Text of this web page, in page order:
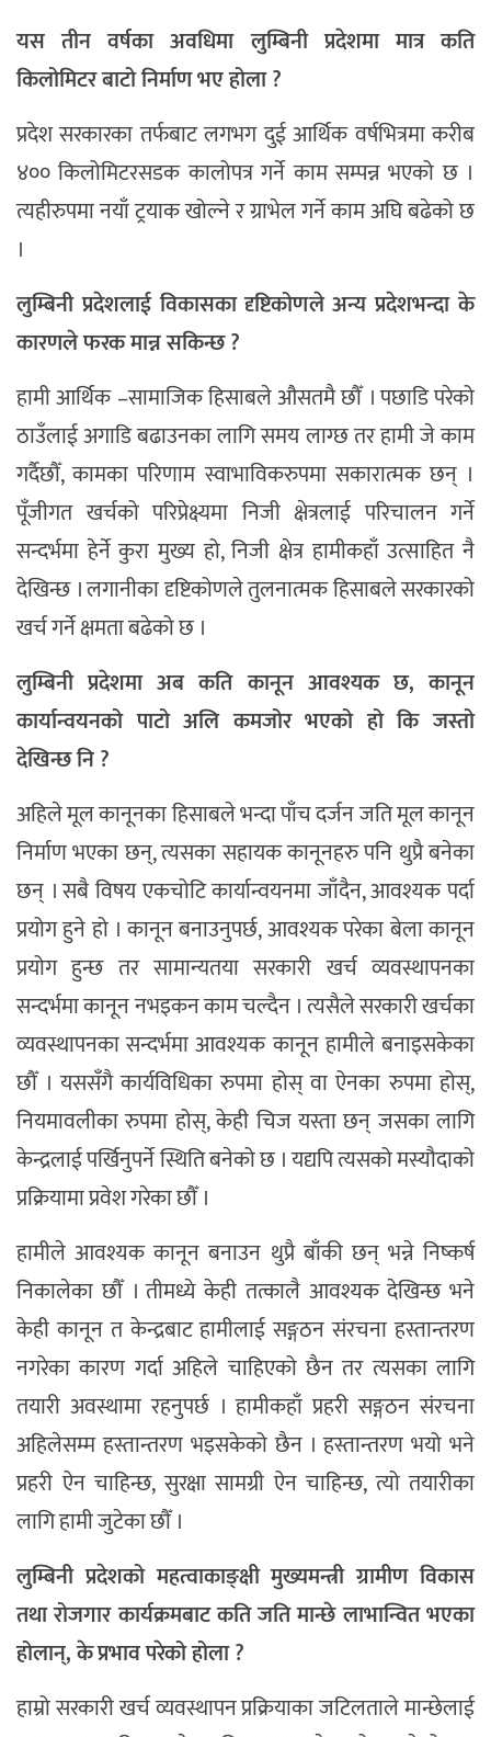
यस तीन वर्षका अवधिमा लुम्बिनी प्रदेशमा मात्र कति
किलोमिटर बाटो निर्माण भए होला ?
प्रदेश सरकारका तर्फबाट लगभग दुई आर्थिक वर्षभित्रमा करीब
४०० किलोमिटरसडक कालोपत्र गर्ने काम सम्पन्न भएको छ ।
त्यहीरुपमा नयाँ ट्रयाक खोल्ने र ग्राभेल गर्ने काम अघि बढेको छ
।
लुम्बिनी प्रदेशलाई विकासका दृष्टिकोणले अन्य प्रदेशभन्दा के
कारणले फरक मान्न सकिन्छ ?
हामी आर्थिक –सामाजिक हिसाबले औसतमै छौँ । पछाडि परेको
ठाउँलाई अगाडि बढाउनका लागि समय लाग्छ तर हामी जे काम
गर्दैछौँ, कामका परिणाम स्वाभाविकरुपमा सकारात्मक छन् ।
पूँजीगत खर्चको परिप्रेक्ष्यमा निजी क्षेत्रलाई परिचालन गर्ने
सन्दर्भमा हेर्ने कुरा मुख्य हो, निजी क्षेत्र हामीकहाँ उत्साहित नै
देखिन्छ । लगानीका दृष्टिकोणले तुलनात्मक हिसाबले सरकारको
खर्च गर्ने क्षमता बढेको छ ।
लुम्बिनी प्रदेशमा अब कति कानून आवश्यक छ, कानून
कार्यान्वयनको पाटो अलि कमजोर भएको हो कि जस्तो
देखिन्छ नि ?
अहिले मूल कानूनका हिसाबले भन्दा पाँच दर्जन जति मूल कानून
निर्माण भएका छन्, त्यसका सहायक कानूनहरु पनि थुप्रै बनेका
छन् । सबै विषय एकचोटि कार्यान्वयनमा जाँदैन, आवश्यक पर्दा
प्रयोग हुने हो । कानून बनाउनुपर्छ, आवश्यक परेका बेला कानून
प्रयोग हुन्छ तर सामान्यतया सरकारी खर्च व्यवस्थापनका
सन्दर्भमा कानून नभइकन काम चल्दैन । त्यसैले सरकारी खर्चका
व्यवस्थापनका सन्दर्भमा आवश्यक कानून हामीले बनाइसकेका
छौँ । यससँगै कार्यविधिका रुपमा होस् वा ऐनका रुपमा होस्,
नियमावलीका रुपमा होस्, केही चिज यस्ता छन् जसका लागि
केन्द्रलाई पर्खिनुपर्ने स्थिति बनेको छ । यद्यपि त्यसको मस्यौदाको
प्रक्रियामा प्रवेश गरेका छौँ ।
हामीले आवश्यक कानून बनाउन थुप्रै बाँकी छन् भन्ने निष्कर्ष
निकालेका छौँ । तीमध्ये केही तत्कालै आवश्यक देखिन्छ भने
केही कानून त केन्द्रबाट हामीलाई सङ्गठन संरचना हस्तान्तरण
नगरेका कारण गर्दा अहिले चाहिएको छैन तर त्यसका लागि
तयारी अवस्थामा रहनुपर्छ । हामीकहाँ प्रहरी सङ्गठन संरचना
अहिलेसम्म हस्तान्तरण भइसकेको छैन । हस्तान्तरण भयो भने
प्रहरी ऐन चाहिन्छ, सुरक्षा सामग्री ऐन चाहिन्छ, त्यो तयारीका
लागि हामी जुटेका छौँ ।
लुम्बिनी प्रदेशको महत्वाकाङ्क्षी मुख्यमन्त्री ग्रामीण विकास
तथा रोजगार कार्यक्रमबाट कति जति मान्छे लाभान्वित भएका
होलान्, केप्रभाव परेको होला ?
हाम्रो सरकारी खर्च व्यवस्थापन प्रक्रियाका जटिलताले मान्छेलाई